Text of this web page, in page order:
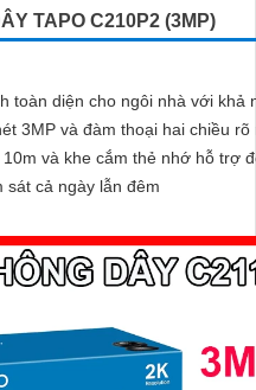
TAPO C210P2 (3MP)
toàn diện cho ngôi nhà với khả
3MP và đàm thoại hai chiều rõ
và khe cắm thẻ nhớ hỗ trợ
sát cả ngày lẫn đêm